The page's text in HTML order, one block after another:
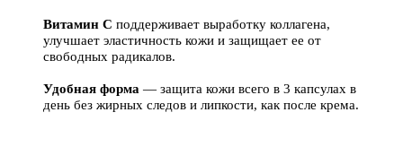
Витамин C поддерживает выработку коллагена,
улучшает эластичность кожи и защищает ее от
свободных радикалов.
Удобная форма — защита кожи всего в 3 капсулах в
день без жирных следов и липкости, как после крема.